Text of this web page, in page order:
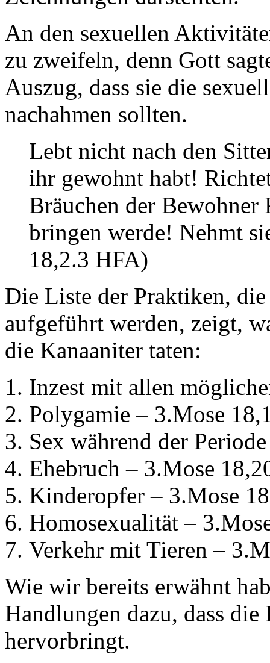
An den sexuellen
zu zweifeln, denn Gott
Auszug, dass sie die
nachahmen sollten.
Lebt nicht nach den
ihr gewohnt habt!
Bräuchen der Bewohner
bringen werde! Nehmt
18,2.3 HFA)
Die Liste der Praktiken,
aufgeführt werden, zeigt,
die Kanaaniter taten:
Inzest mit allen
Polygamie – 3.Mose
Sex während der
Ehebruch – 3.Mose
Kinderopfer – 3.Mose
Homosexualität –
Verkehr mit Tieren –
Wie wir bereits erwähnt
Handlungen dazu, dass
hervorbringt.